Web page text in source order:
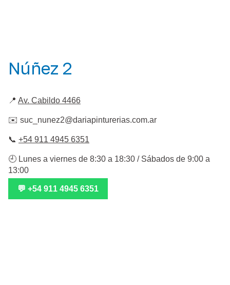
Núñez 2
📍 Av. Cabildo 4466
✉️ suc_nunez2@dariapinturerias.com.ar
📞 +54 911 4945 6351
🕘 Lunes a viernes de 8:30 a 18:30 / Sábados de 9:00 a
13:00
💬 +54 911 4945 6351